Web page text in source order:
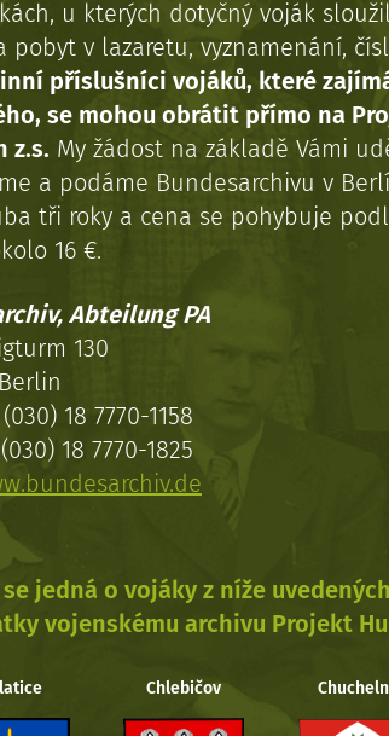
u kterých dotyčný voják
pobyt v lazaretu, vyznamenání,
příslušníci vojáků, které
se mohou obrátit přímo na
z.s. My žádost na základě Vámi
a podáme Bundesarchivu v
tři roky a cena se pohybuje
16 €.
Abteilung PA
130
18 7770-1158
18 7770-1825
se jedná o vojáky z níže
vojenskému archivu Projekt
Chlebičov